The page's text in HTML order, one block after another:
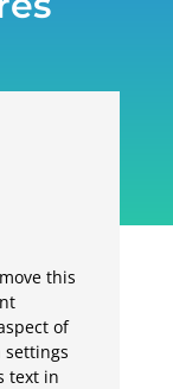
this
of
settings
text in